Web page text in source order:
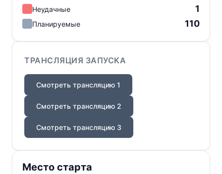
Неудачные 1
Планируемые 110
ТРАНСЛЯЦИЯ ЗАПУСКА
Смотреть трансляцию 1
Смотреть трансляцию 2
Смотреть трансляцию 3
Место старта